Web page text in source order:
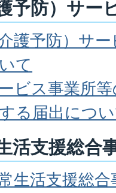
予防）サー
護予防）サ
て
ビス事業所
る届出につ
活支援総合
生活支援総